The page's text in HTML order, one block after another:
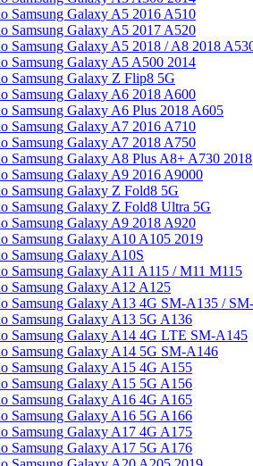
Samsung Galaxy A5 2016 A510
Samsung Galaxy A5 2017 A520
Samsung Galaxy A5 2018 / A8 2018
Samsung Galaxy A5 A500 2014
Samsung Galaxy Z Flip8 5G
Samsung Galaxy A6 2018 A600
Samsung Galaxy A6 Plus 2018 A605
Samsung Galaxy A7 2016 A710
Samsung Galaxy A7 2018 A750
Samsung Galaxy A8 Plus A8+ A730 2018
Samsung Galaxy A9 2016 A9000
Samsung Galaxy Z Fold8 5G
Samsung Galaxy Z Fold8 Ultra 5G
Samsung Galaxy A9 2018 A920
Samsung Galaxy A10 A105 2019
Samsung Galaxy A10S
Samsung Galaxy A11 A115 / M11 M115
Samsung Galaxy A12 A125
Samsung Galaxy A13 4G SM-A135 /
Samsung Galaxy A13 5G A136
Samsung Galaxy A14 4G LTE SM-A145
Samsung Galaxy A14 5G SM-A146
Samsung Galaxy A15 4G A155
Samsung Galaxy A15 5G A156
Samsung Galaxy A16 4G A165
Samsung Galaxy A16 5G A166
Samsung Galaxy A17 4G A175
Samsung Galaxy A17 5G A176